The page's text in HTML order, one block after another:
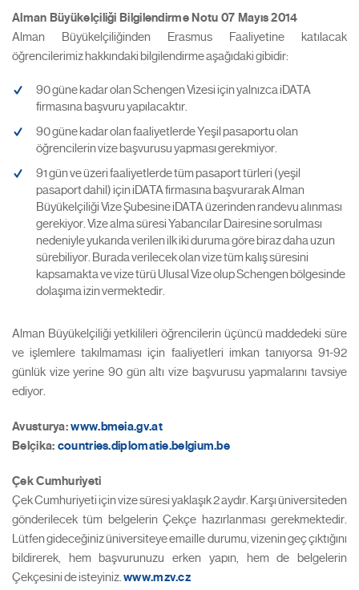
Alman Büyükelçiliği Bilgilendirme Notu 07 Mayıs 2014
Alman Büyükelçiliğinden Erasmus Faaliyetine katılacak
öğrencilerimiz hakkındaki bilgilendirme aşağıdaki gibidir:
90 güne kadar olan Schengen Vizesi için yalnızca iDATA
firmasına başvuru yapılacaktır.
90 güne kadar olan faaliyetlerde Yeşil pasaportu olan
öğrencilerin vize başvurusu yapması gerekmiyor.
91 gün ve üzeri faaliyetlerde tüm pasaport türleri (yeşil
pasaport dahil) için iDATA firmasına başvurarak Alman
Büyükelçiliği Vize Şubesine iDATA üzerinden randevu alınması
gerekiyor. Vize alma süresi Yabancılar Dairesine sorulması
nedeniyle yukarıda verilen ilk iki duruma göre biraz daha uzun
sürebiliyor. Burada verilecek olan vize tüm kalış süresini
kapsamakta ve vize türü Ulusal Vize olup Schengen bölgesinde
dolaşıma izin vermektedir.
Alman Büyükelçiliği yetkilileri öğrencilerin üçüncü maddedeki süre
ve işlemlere takılmaması için faaliyetleri imkan tanıyorsa 91-92
günlük vize yerine 90 gün altı vize başvurusu yapmalarını tavsiye
ediyor.
Avusturya:www.bmeia.gv.at
Belçika: countries.diplomatie.belgium.be
Çek Cumhuriyeti
Çek Cumhuriyeti için vize süresi yaklaşık 2 aydır. Karşı üniversiteden
gönderilecek tüm belgelerin Çekçe hazırlanması gerekmektedir.
Lütfen gideceğiniz üniversiteye emaille durumu, vizenin geç çıktığını
bildirerek, hem başvurunuzu erken yapın, hem de belgelerin
Çekçesini de isteyiniz.www.mzv.cz